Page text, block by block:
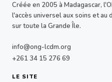
Créée en 2005 à Madagascar,
l'accès universel aux soins et
sur toute la Grande Île.
info@ong-lcdm.org
+261 34 15 276 69
LE SITE